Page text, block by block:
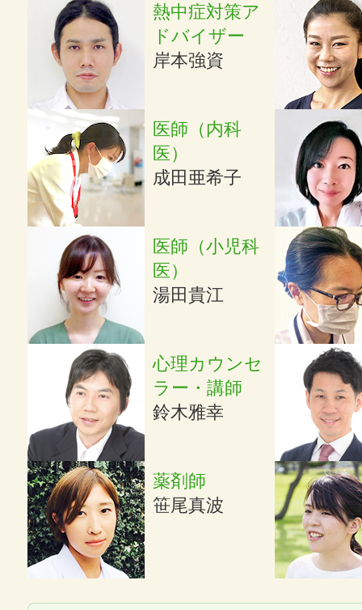
熱中症対策ア
ドバイザー
岸本強資
医師（内科
医）
成田亜希子
医師（小児科
医）
湯田貴江
心理カウンセ
ラー・講師
鈴木雅幸
薬剤師
笹尾真波